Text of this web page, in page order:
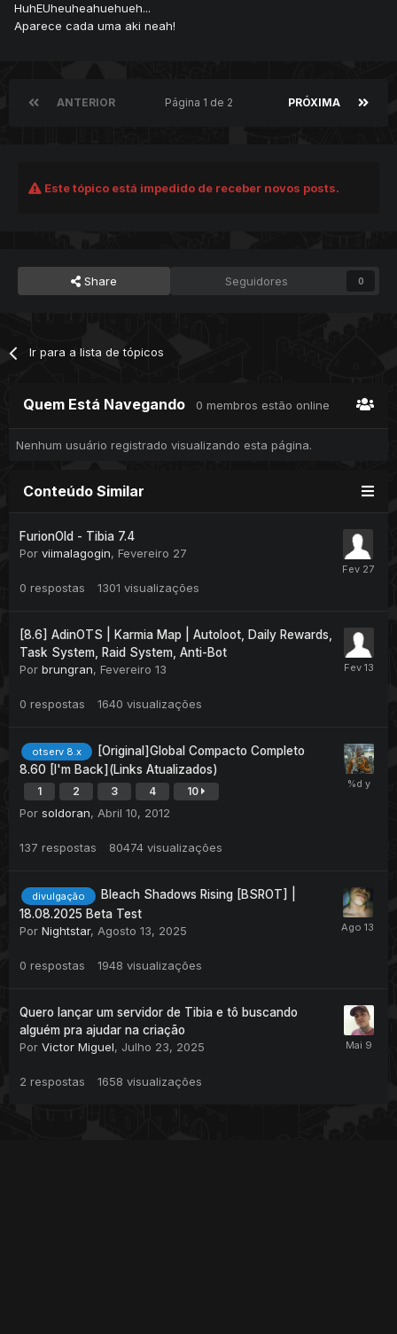
HuhEUheuheahuehueh...
Aparece cada uma aki neah!
ANTERIOR PRÓXIMA
Página 1 de 2
Este tópico está impedido de receber novos posts.
Share Seguidores 0
Ir para a lista de tópicos
Quem Está Navegando 0 membros estão online
Nenhum usuário registrado visualizando esta página.
Conteúdo Similar
FurionOld - Tibia 7.4
Por viimalagogin, Fevereiro 27
0 respostas 1301 visualizações
[8.6] AdinOTS | Karmia Map | Autoloot, Daily Rewards,
Task System, Raid System, Anti-Bot
Por brungran, Fevereiro 13
0 respostas 1640 visualizações
otserv 8.x
[Original]Global Compacto Completo
8.60 [I'm Back](Links Atualizados)
1 2 3 4 10
Por soldoran, Abril 10, 2012
137 respostas 80474 visualizações
divulgação
Bleach Shadows Rising [BSROT] |
18.08.2025 Beta Test
Por Nightstar, Agosto 13, 2025
0 respostas 1948 visualizações
Quero lançar um servidor de Tibia e tô buscando
alguém pra ajudar na criação
Por Victor Miguel, Julho 23, 2025
2 respostas 1658 visualizações